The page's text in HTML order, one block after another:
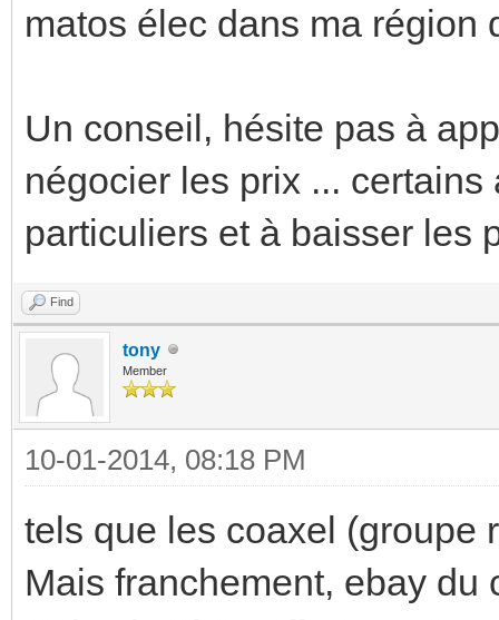
matos élec dans ma région
Un conseil, hésite pas à
négocier les prix ...
particuliers et à baisser les
Find
tony
Member
10-01-2014, 08:18 PM
tels que les coaxel (groupe
Mais franchement, ebay